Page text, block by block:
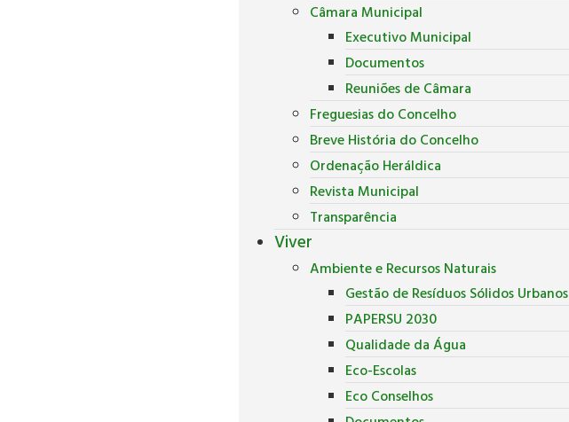
Câmara Municipal
Executivo Municipal
Documentos
Reuniões de Câmara
Freguesias do Concelho
Breve História do Concelho
Ordenação Heráldica
Revista Municipal
Transparência
Viver
Ambiente e Recursos Naturais
Gestão de Resíduos Sólidos Urbanos
PAPERSU 2030
Qualidade da Água
Eco-Escolas
Eco Conselhos